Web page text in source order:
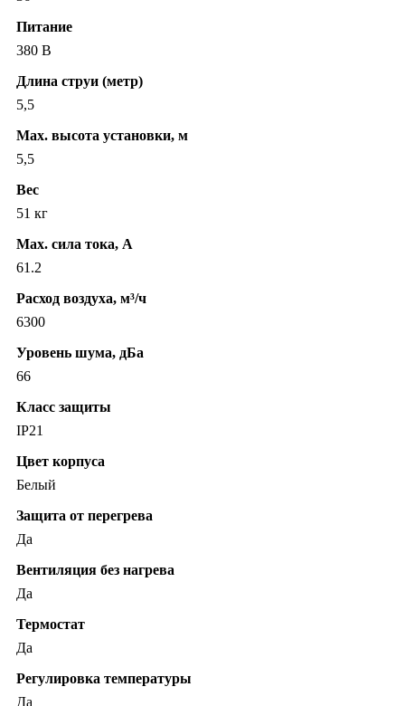
Питание
380 В
Длина струи (метр)
5,5
Max. высота установки, м
5,5
Вес
51 кг
Max. сила тока, А
61.2
Расход воздуха, м³/ч
6300
Уровень шума, дБа
66
Класс защиты
IP21
Цвет корпуса
Белый
Защита от перегрева
Да
Вентиляция без нагрева
Да
Термостат
Да
Регулировка температуры
Да